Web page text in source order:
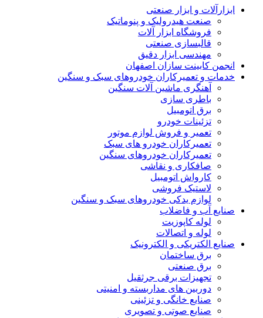
ابزارآلات و ابزار صنعتی
صنعت هیدرولیک و پنوماتیک
فروشگاه ابزار آلات
قالبسازی صنعتی
مهندسی ابزار دقیق
انجمن کابینت سازان اصفهان
خدمات و تعمیرکاران خودروهای سبک و سنگین
آهنگری ماشین آلات سنگین
باطری سازی
برق اتومبیل
تزئینات خودرو
تعمیر و فروش لوازم موتور
تعمیرکاران خودرو های سبک
تعمیرکاران خودروهای سنگین
صافکاری و نقاشی
کارواش اتومبیل
لاستیک فروشی
لوازم یدکی خودروهای سبک و سنگین
صنایع آب و فاضلاب
لوله کاپوزیت
لوله و اتصالات
صنایع الکتریکی و الکترونیک
برق ساختمان
برق صنعتی
تجهیزات برقی جرثقیل
دوربین های مداربسته و امنیتی
صنایع خانگی و تزئینی
صنایع صوتی و تصویری